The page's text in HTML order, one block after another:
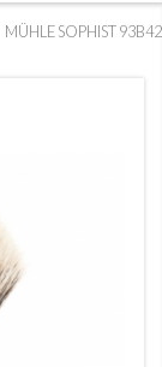
MÜHLE SOPHIST 93B42